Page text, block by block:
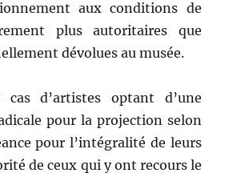
aux conditions de
plus autoritaires que
dévolues au musée.
d’artistes optant d’une
pour la projection selon
pour l’intégralité de leurs
de ceux qui y ont recours le